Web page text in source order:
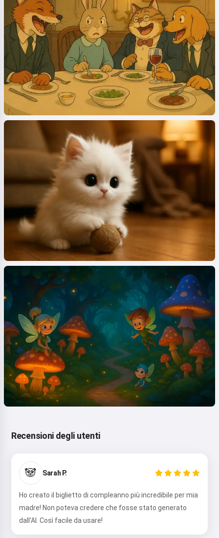
Recensioni degli utenti
🐼 Sarah P.
Ho creato il biglietto di compleanno più incredibile per mia
madre! Non poteva credere che fosse stato generato
dall'AI. Così facile da usare!